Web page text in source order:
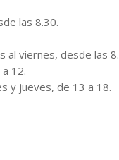
las 8.30.
al viernes, desde las 8.
12.
y jueves, de 13 a 18.